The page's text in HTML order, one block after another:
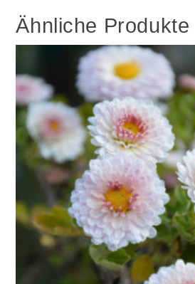
Ähnliche Produkte